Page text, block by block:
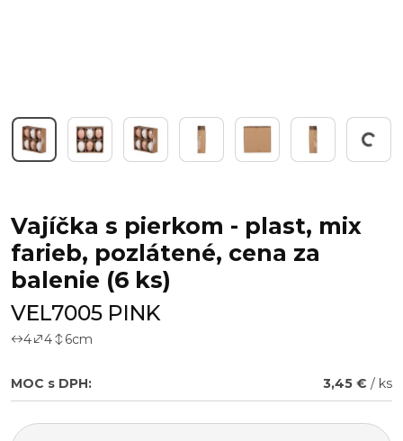
Working...
Vajíčka s pierkom - plast, mix
farieb, pozlátené, cena za
balenie (6 ks)
VEL7005 PINK
4 4 6cm
MOC s DPH: 3,45 € / ks